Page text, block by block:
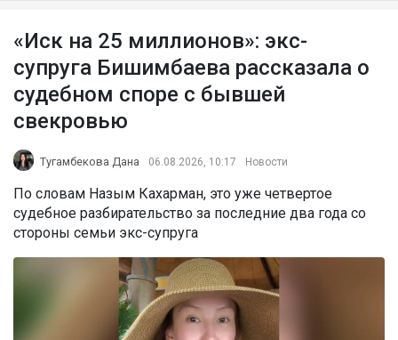
«Иск на 25 миллионов»: экс-
супруга Бишимбаева рассказала о
судебном споре с бывшей
свекровью
Тугамбекова Дана 06.08.2026, 10:17 Новости
По словам Назым Кахарман, это уже четвертое
судебное разбирательство за последние два года со
стороны семьи экс-супруга